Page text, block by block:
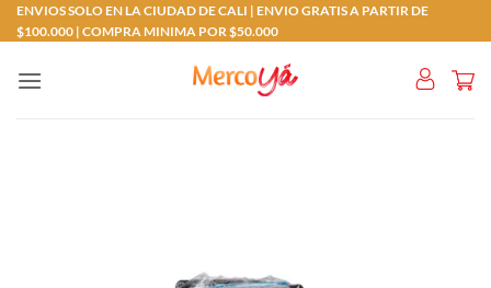
Saltar
al
ENVIOS SOLO EN LA CIUDAD DE CALI | ENVIO GRATIS A PARTIR DE
$100.000 | COMPRA MINIMA POR $50.000